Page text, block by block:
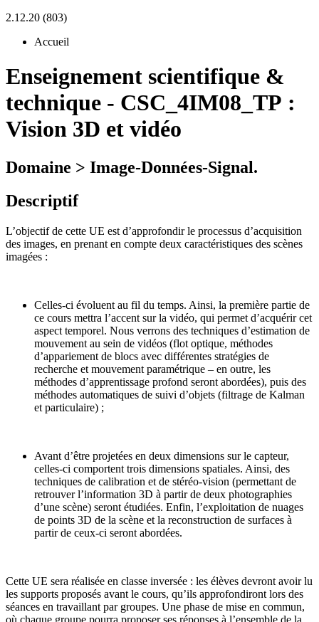
2.12.20 (803)
Accueil
Enseignement scientifique &
technique - CSC_4IM08_TP :
Vision 3D et vidéo
Domaine > Image-Données-Signal.
Descriptif
L’objectif de cette UE est d’approfondir le processus d’acquisition
des images, en prenant en compte deux caractéristiques des scènes
imagées :
Celles-ci évoluent au fil du temps. Ainsi, la première partie de
ce cours mettra l’accent sur la vidéo, qui permet d’acquérir cet
aspect temporel. Nous verrons des techniques d’estimation de
mouvement au sein de vidéos (flot optique, méthodes
d’appariement de blocs avec différentes stratégies de
recherche et mouvement paramétrique – en outre, les
méthodes d’apprentissage profond seront abordées), puis des
méthodes automatiques de suivi d’objets (filtrage de Kalman
et particulaire) ;
Avant d’être projetées en deux dimensions sur le capteur,
celles-ci comportent trois dimensions spatiales. Ainsi, des
techniques de calibration et de stéréo-vision (permettant de
retrouver l’information 3D à partir de deux photographies
d’une scène) seront étudiées. Enfin, l’exploitation de nuages
de points 3D de la scène et la reconstruction de surfaces à
partir de ceux-ci seront abordées.
Cette UE sera réalisée en classe inversée : les élèves devront avoir lu
les supports proposés avant le cours, qu’ils approfondiront lors des
séances en travaillant par groupes. Une phase de mise en commun,
où chaque groupe pourra proposer ses réponses à l’ensemble de la